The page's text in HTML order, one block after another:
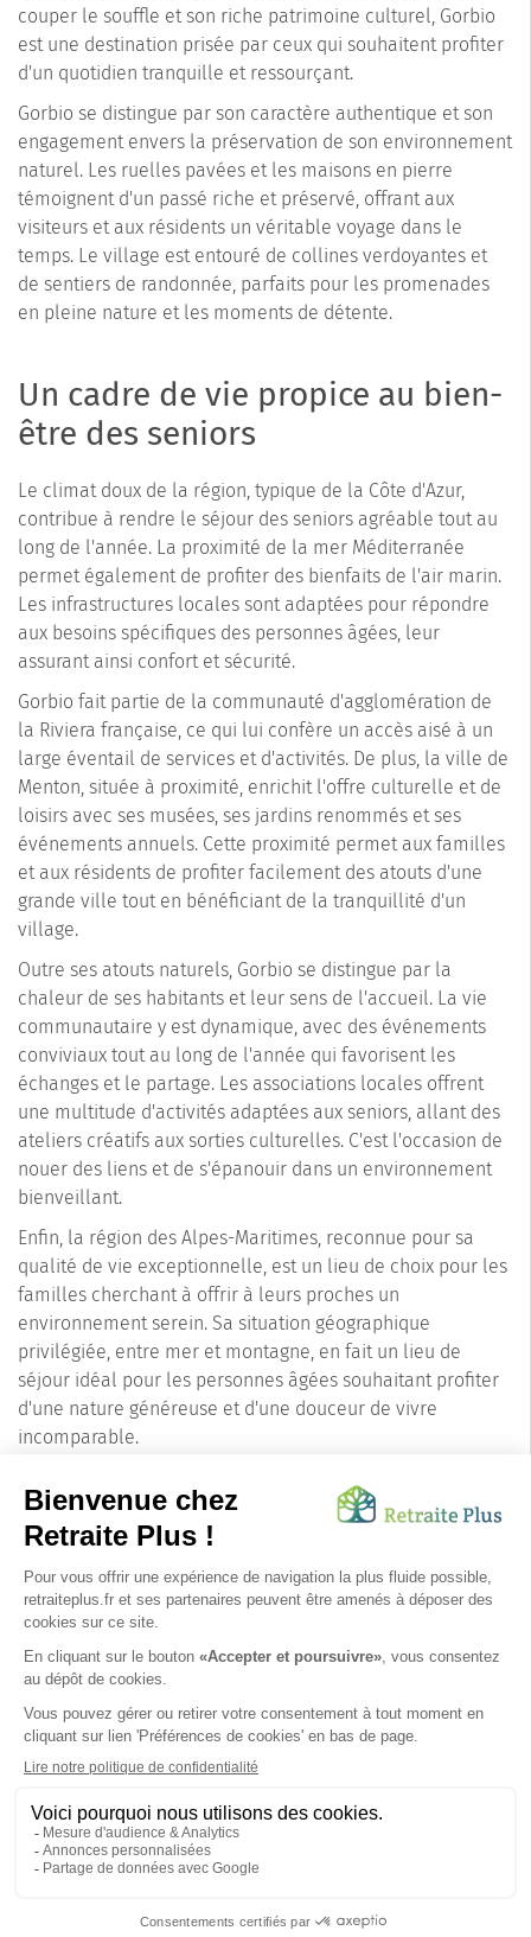
couper le souffle et son riche patrimoine culturel, Gorbio
est une destination prisée par ceux qui souhaitent profiter
d'un quotidien tranquille et ressourçant.
Gorbio se distingue par son caractère authentique et son
engagement envers la préservation de son environnement
naturel. Les ruelles pavées et les maisons en pierre
témoignent d'un passé riche et préservé, offrant aux
visiteurs et aux résidents un véritable voyage dans le
temps. Le village est entouré de collines verdoyantes et
de sentiers de randonnée, parfaits pour les promenades
en pleine nature et les moments de détente.
Un cadre de vie propice au bien-
être des seniors
Le climat doux de la région, typique de la Côte d'Azur,
contribue à rendre le séjour des seniors agréable tout au
long de l'année. La proximité de la mer Méditerranée
permet également de profiter des bienfaits de l'air marin.
Les infrastructures locales sont adaptées pour répondre
aux besoins spécifiques des personnes âgées, leur
assurant ainsi confort et sécurité.
Gorbio fait partie de la communauté d'agglomération de
la Riviera française, ce qui lui confère un accès aisé à un
large éventail de services et d'activités. De plus, la ville de
Menton, située à proximité, enrichit l'offre culturelle et de
loisirs avec ses musées, ses jardins renommés et ses
événements annuels. Cette proximité permet aux familles
et aux résidents de profiter facilement des atouts d'une
grande ville tout en bénéficiant de la tranquillité d'un
village.
Outre ses atouts naturels, Gorbio se distingue par la
chaleur de ses habitants et leur sens de l'accueil. La vie
communautaire y est dynamique, avec des événements
conviviaux tout au long de l'année qui favorisent les
échanges et le partage. Les associations locales offrent
une multitude d'activités adaptées aux seniors, allant des
ateliers créatifs aux sorties culturelles. C'est l'occasion de
nouer des liens et de s'épanouir dans un environnement
bienveillant.
Enfin, la région des Alpes-Maritimes, reconnue pour sa
qualité de vie exceptionnelle, est un lieu de choix pour les
familles cherchant à offrir à leurs proches un
environnement serein. Sa situation géographique
privilégiée, entre mer et montagne, en fait un lieu de
séjour idéal pour les personnes âgées souhaitant profiter
d'une nature généreuse et d'une douceur de vivre
incomparable.
attrayante pour les familles désireuses de trouver un lieu
de vie agréable et sécurisant pour leurs aînés. Ses
sens de la communauté font de ce village une destination
prisée pour les seniors en quête de quiétude et de qualité
de vie.
SUIVEZ-NOUS SUR :
Protection données personnelles
Nous vous informons de l'existence de la liste d'opposition